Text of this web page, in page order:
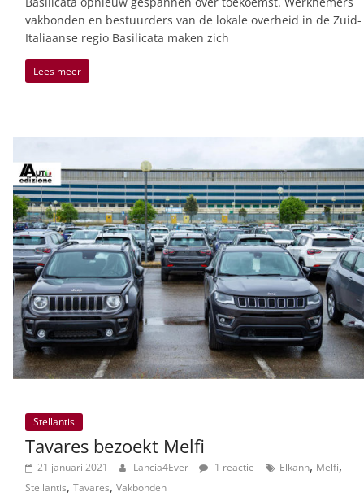
vakbonden en bestuurders van de lokale overheid in de Zuid-
Italiaanse regio Basilicata maken zich
Lees meer
Stellantis
Tavares bezoekt Melfi
21 januari 2021 Lancia4Ever 1 reactie Elkann, Melfi,
Stellantis, Tavares, Vakbonden